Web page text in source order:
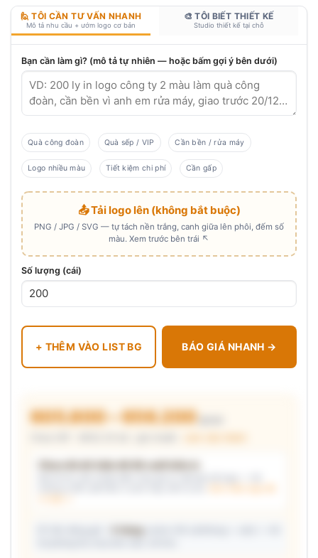
🙋 TÔI CẦN TƯ VẤN NHANH
Mô tả nhu cầu + ướm logo cơ bản
🎨 TÔI BIẾT THIẾT KẾ
Studio thiết kế tại chỗ
Bạn cần làm gì? (mô tả tự nhiên — hoặc bấm gợi ý bên dưới)
Quà công đoàn Quà sếp / VIP Cần bền / rửa máy
Logo nhiều màu Tiết kiệm chi phí Cần gấp
📤 Tải logo lên (không bắt buộc)
PNG / JPG / SVG — tự tách nền trắng, canh giữa lên phôi, đếm số
màu. Xem trước bên trái ↖
Số lượng (cái)
+ THÊM VÀO LIST BG BÁO GIÁ NHANH →
605.800 – 656.200